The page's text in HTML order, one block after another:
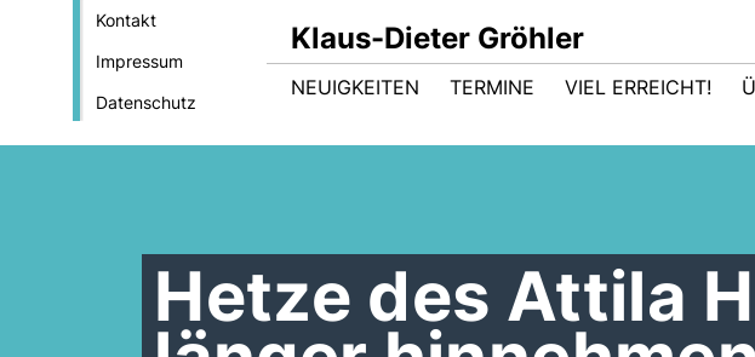
Kontakt
Impressum
Datenschutz
Klaus-Dieter Gröhler
NEUIGKEITEN TERMINE VIEL ERREICHT!
Hetze des Attila